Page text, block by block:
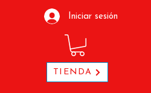
Iniciar sesión
TIENDA